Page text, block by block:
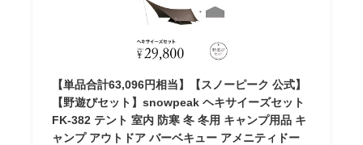
【単品合計63,096円相当】【スノーピーク 公式】
【野遊びセット】snowpeak ヘキサイーズセット
FK-382 テント 室内 防寒 冬 冬用 キャンプ用品 キ
ャンプ アウトドア バーベキュー アメニティドー